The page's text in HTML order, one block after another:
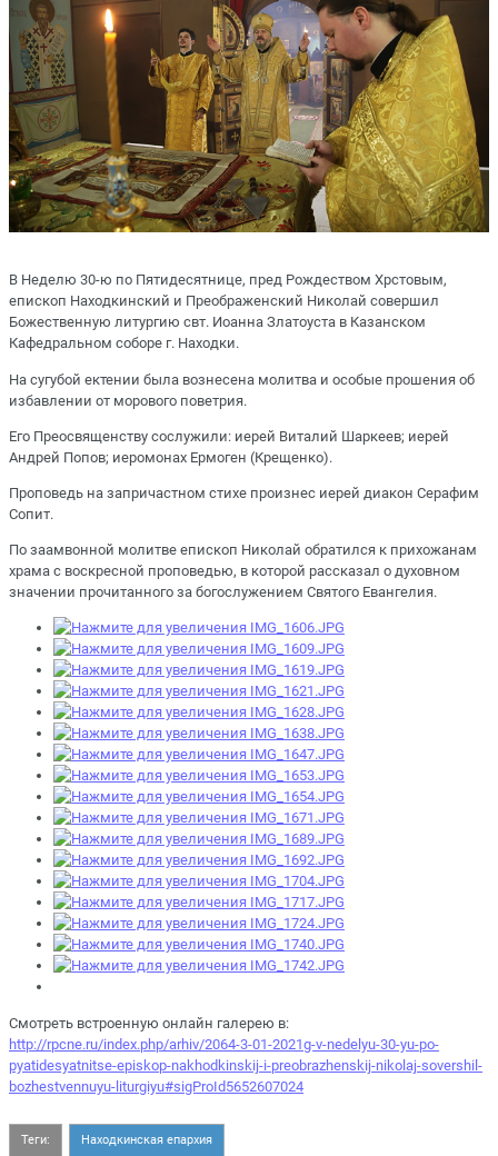
В Неделю 30-ю по Пятидесятнице, пред Рождеством Хрстовым,
епископ Находкинский и Преображенский Николай совершил
Божественную литургию свт. Иоанна Златоуста в Казанском
Кафедральном соборе г. Находки.
На сугубой ектении была вознесена молитва и особые прошения об
избавлении от морового поветрия.
Его Преосвященству сослужили: иерей Виталий Шаркеев; иерей
Андрей Попов; иеромонах Ермоген (Крещенко).
Проповедь на запричастном стихе произнес иерей диакон Серафим
Сопит.
По заамвонной молитве епископ Николай обратился к прихожанам
храма с воскресной проповедью, в которой рассказал о духовном
значении прочитанного за богослужением Святого Евангелия.
Смотреть встроенную онлайн галерею в:
http://rpcne.ru/index.php/arhiv/2064-3-01-2021g-v-nedelyu-30-yu-po-
pyatidesyatnitse-episkop-nakhodkinskij-i-preobrazhenskij-nikolaj-sovershil-
bozhestvennuyu-liturgiyu#sigProId5652607024
Теги: Находкинская епархия